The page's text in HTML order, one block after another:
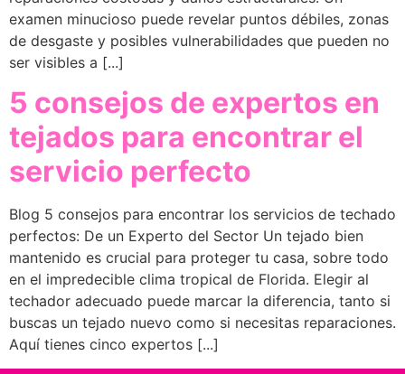
examen minucioso puede revelar puntos débiles, zonas
de desgaste y posibles vulnerabilidades que pueden no
ser visibles a [...]
5 consejos de expertos en
tejados para encontrar el
servicio perfecto
Blog 5 consejos para encontrar los servicios de techado
perfectos: De un Experto del Sector Un tejado bien
mantenido es crucial para proteger tu casa, sobre todo
en el impredecible clima tropical de Florida. Elegir al
techador adecuado puede marcar la diferencia, tanto si
buscas un tejado nuevo como si necesitas reparaciones.
Aquí tienes cinco expertos [...]